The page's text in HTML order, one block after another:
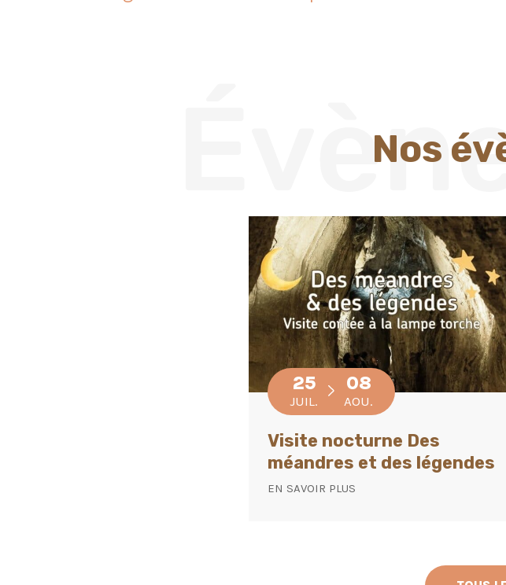
Nos
25
JUIL.
08
AOU.
Visite nocturne Des
méandres et des légendes
EN SAVOIR PLUS